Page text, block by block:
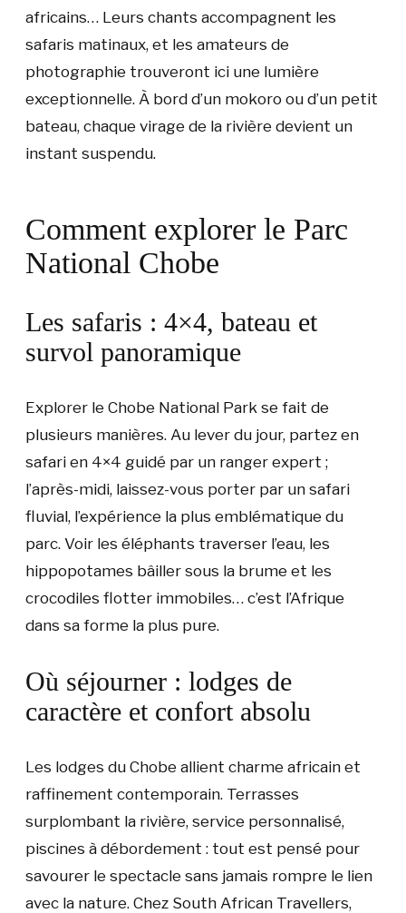
africains… Leurs chants accompagnent les
safaris matinaux, et les amateurs de
photographie trouveront ici une lumière
exceptionnelle. À bord d’un mokoro ou d’un petit
bateau, chaque virage de la rivière devient un
instant suspendu.
Comment explorer le Parc
National Chobe
Les safaris : 4×4, bateau et
survol panoramique
Explorer le Chobe National Park se fait de
plusieurs manières. Au lever du jour, partez en
safari en 4×4 guidé par un ranger expert ;
l’après-midi, laissez-vous porter par un safari
fluvial, l’expérience la plus emblématique du
parc. Voir les éléphants traverser l’eau, les
hippopotames bâiller sous la brume et les
crocodiles flotter immobiles… c’est l’Afrique
dans sa forme la plus pure.
Où séjourner : lodges de
caractère et confort absolu
Les lodges du Chobe allient charme africain et
raffinement contemporain. Terrasses
surplombant la rivière, service personnalisé,
piscines à débordement : tout est pensé pour
savourer le spectacle sans jamais rompre le lien
avec la nature. Chez South African Travellers,